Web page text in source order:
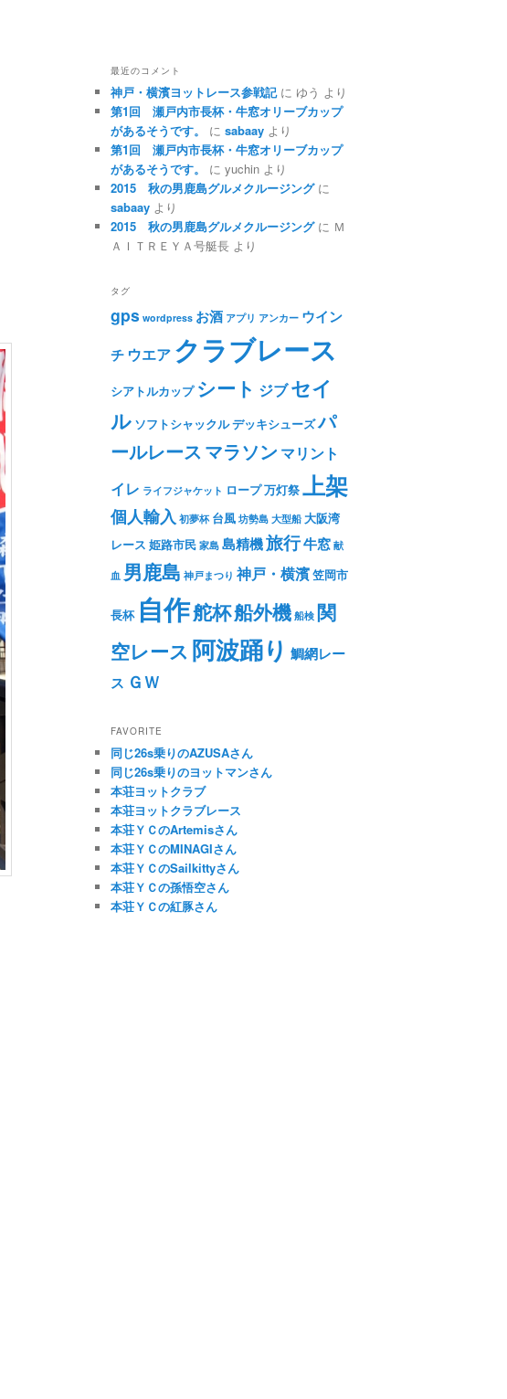
最近のコメント
神戸・横濱ヨットレース参戦記に ゆう より
第1回 瀬戸内市長杯・牛窓オリーブカップ
があるそうです。
に sabaay より
第1回 瀬戸内市長杯・牛窓オリーブカップ
があるそうです。
に yuchin より
2015 秋の男鹿島グルメクルージングに
sabaay より
2015 秋の男鹿島グルメクルージングに Ｍ
ＡＩＴＲＥＹＡ号艇長 より
タグ
gps wordpress お酒 アプリ アンカー ウイン
チ ウエア クラブレース
シアトルカップ シート ジブセイ
ル ソフトシャックルデッキシューズパ
ールレースマラソン マリント
イレ ライフジャケット ロープ万灯祭上架
個人輸入 初夢杯 台風 坊勢島 大型船 大阪湾
レース 姫路市民 家島 島精機旅行牛窓 献
血 男鹿島 神戸まつり 神戸・横濱笠岡市
長杯 自作舵杯船外機 船検 関
空レース 阿波踊り 鯛網レー
ス ＧＷ
FAVORITE
同じ26s乗りのAZUSAさん
同じ26s乗りのヨットマンさん
本荘ヨットクラブ
本荘ヨットクラブレース
本荘ＹＣのArtemisさん
本荘ＹＣのMINAGIさん
本荘ＹＣのSailkittyさん
本荘ＹＣの孫悟空さん
本荘ＹＣの紅豚さん